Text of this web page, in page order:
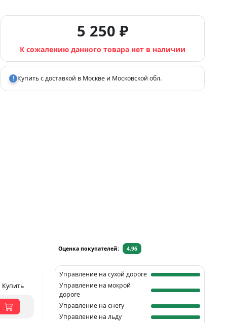
5 250 ₽
К сожалению данного товара нет в наличии
! Купить с доставкой в Москве и Московской обл.
Купить
Оценка покупателей: 4.96
Управление на сухой дороге
Управление на мокрой
дороге
Управление на снегу
Управление на льду